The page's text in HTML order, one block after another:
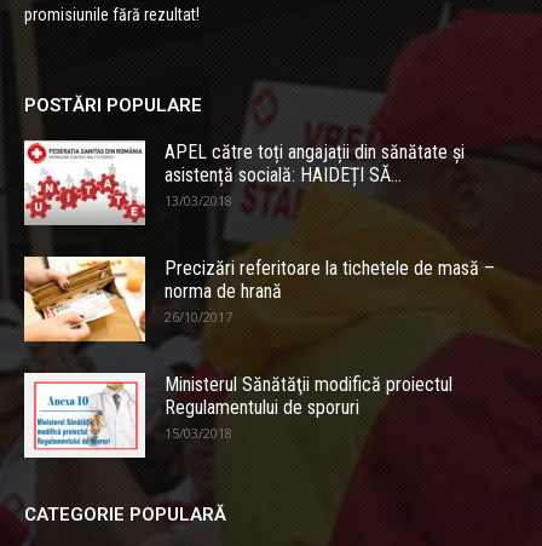
promisiunile fără rezultat!
POSTĂRI POPULARE
APEL către toți angajații din sănătate și
asistență socială: HAIDEȚI SĂ...
13/03/2018
Precizări referitoare la tichetele de masă –
norma de hrană
26/10/2017
Ministerul Sănătăţii modifică proiectul
Regulamentului de sporuri
15/03/2018
CATEGORIE POPULARĂ